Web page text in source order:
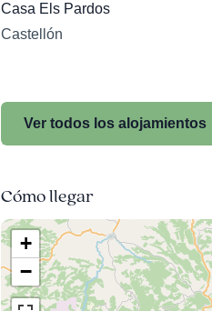
Casa Els Pardos
Castellón
Ver todos los alojamientos
Cómo llegar
+
−